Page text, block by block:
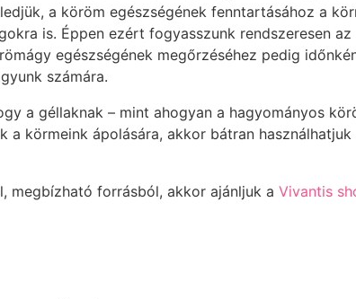
a köröm egészségének fenntartásához a
is. Éppen ezért fogyasszunk rendszeresen
egészségének megőrzéséhez pedig
számára.
a géllaknak – mint ahogyan a hagyományos
a körmeink ápolására, akkor bátran
megbízható forrásból, akkor ajánljuk a Vivantis